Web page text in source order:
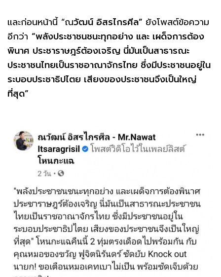
และก่อนหน้านี้ “ณวัฒน์ อิสรไกรศีล” ยังโพสต์ข้อความ
อีกว่า “พลังประชาชนชนะทุกอย่าง และ เผด็จการต้อง
พินาศ ประชาราษฎร์ต้องเจริญ นี่มันเป็นสาธารณะ
ประชาชนไทยเป็นราชอาณาจักรไทย ซึ่งมีประชาชนอยู่ใน
ระบอบประชาธิปไตย เสียงของประชาชนจึงเป็นใหญ่
ที่สุด”